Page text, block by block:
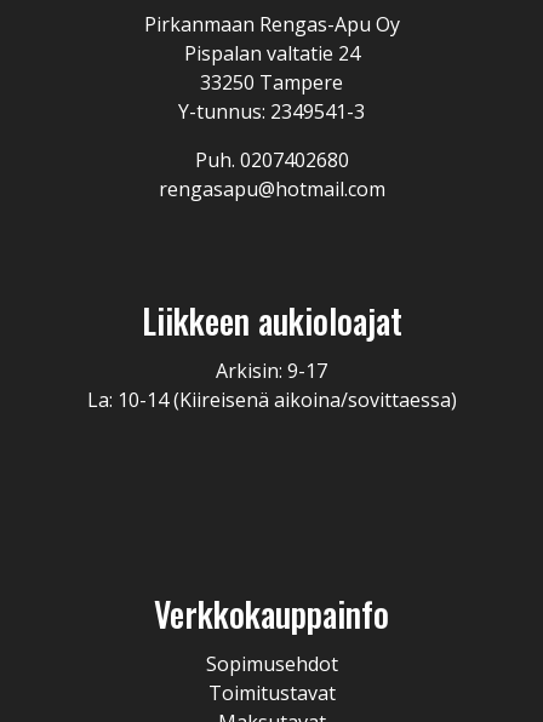
Pirkanmaan Rengas-Apu Oy
Pispalan valtatie 24
33250 Tampere
Y-tunnus: 2349541-3
Puh. 0207402680
rengasapu@hotmail.com
Liikkeen aukioloajat
Arkisin: 9-17
La: 10-14 (Kiireisenä aikoina/sovittaessa)
Verkkokauppainfo
Sopimusehdot
Toimitustavat